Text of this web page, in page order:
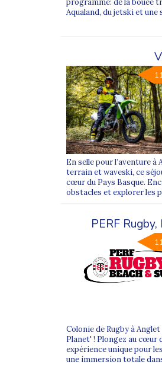
programme: de la bouée
Aqualand, du jetski et une
En selle pour l’aventure
terrain et waveski, ce
cœur du Pays Basque.
obstacles et explorer les
PERF
Colonie de Rugby à
Planet' ! Plongez au cœur
expérience unique pour
une immersion totale